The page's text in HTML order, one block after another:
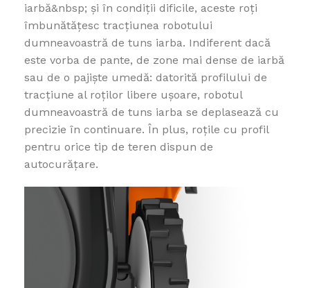
iarbă&nbsp; și în condiții dificile, aceste roți
îmbunătățesc tracțiunea robotului
dumneavoastră de tuns iarba. Indiferent dacă
este vorba de pante, de zone mai dense de iarbă
sau de o pajiște umedă: datorită profilului de
tracțiune al roților libere ușoare, robotul
dumneavoastră de tuns iarba se deplasează cu
precizie în continuare. În plus, roțile cu profil
pentru orice tip de teren dispun de
autocurățare.